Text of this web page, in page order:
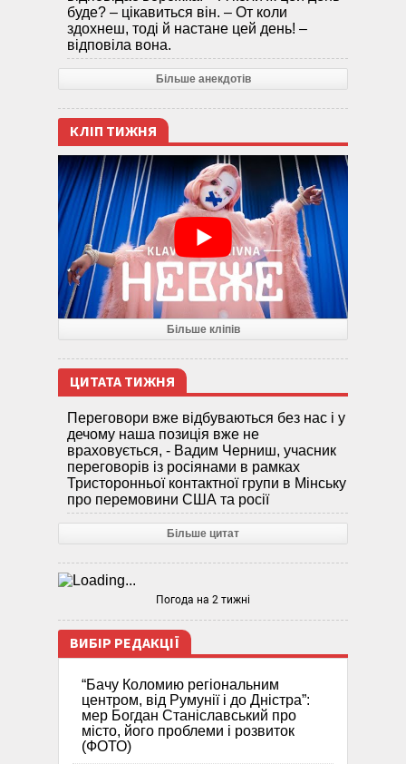
буде? – цікавиться він. – От коли
здохнеш, тоді й настане цей день! –
відповіла вона.
Більше анекдотів
КЛІП ТИЖНЯ
Більше кліпів
ЦИТАТА ТИЖНЯ
Переговори вже відбуваються без нас і у
дечому наша позиція вже не
враховується, - Вадим Черниш, учасник
переговорів із росіянами в рамках
Тристоронньої контактної групи в Мінську
про перемовини США та росії
Більше цитат
Погода на 2 тижні
ВИБІР РЕДАКЦІЇ
“Бачу Коломию регіональним
центром, від Румунії і до Дністра”:
мер Богдан Станіславський про
місто, його проблеми і розвиток
(ФОТО)